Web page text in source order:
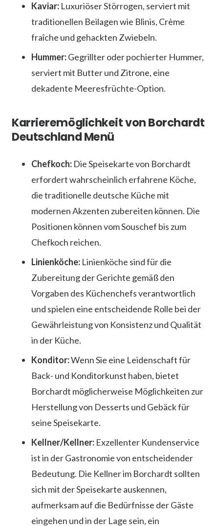
Kaviar: Luxuriöser Störrogen, serviert mit
traditionellen Beilagen wie Blinis, Crème
fraîche und gehackten Zwiebeln.
Hummer:Gegrillter oder pochierter Hummer,
serviert mit Butter und Zitrone, eine
dekadente Meeresfrüchte-Option.
Karrieremöglichkeit von Borchardt
Deutschland Menü
Chefkoch: Die Speisekarte von Borchardt
erfordert wahrscheinlich erfahrene Köche,
die traditionelle deutsche Küche mit
modernen Akzenten zubereiten können. Die
Positionen können vom Souschef bis zum
Chefkoch reichen.
Linienköche: Linienköche sind für die
Zubereitung der Gerichte gemäß den
Vorgaben des Küchenchefs verantwortlich
und spielen eine entscheidende Rolle bei der
Gewährleistung von Konsistenz und Qualität
in der Küche.
Konditor:Wenn Sie eine Leidenschaft für
Back- und Konditorkunst haben, bietet
Borchardt möglicherweise Möglichkeiten zur
Herstellung von Desserts und Gebäck für
seine Speisekarte.
Kellner/Kellner: Exzellenter Kundenservice
ist in der Gastronomie von entscheidender
Bedeutung. Die Kellner im Borchardt sollten
sich mit der Speisekarte auskennen,
aufmerksam auf die Bedürfnisse der Gäste
eingehen und in der Lage sein, ein